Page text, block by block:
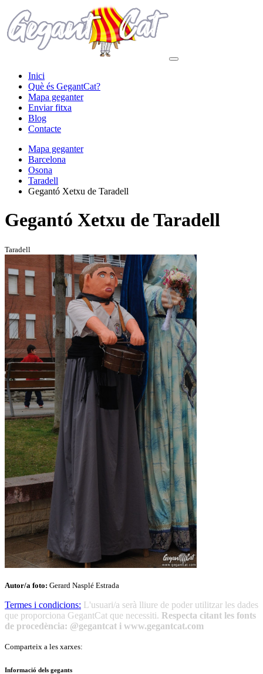
Inici
Què és GegantCat?
Mapa geganter
Enviar fitxa
Blog
Contacte
Mapa geganter
Barcelona
Osona
Taradell
Gegantó Xetxu de Taradell
Gegantó Xetxu de Taradell
Taradell
Autor/a foto: Gerard Nasplé Estrada
Termes i condicions: L'usuari/a serà lliure de poder utilitzar les dades
que proporciona GegantCat que necessiti. Respecta citant les fonts
de procedència: @gegantcat i www.gegantcat.com
Comparteix a les xarxes:
Informació dels gegants